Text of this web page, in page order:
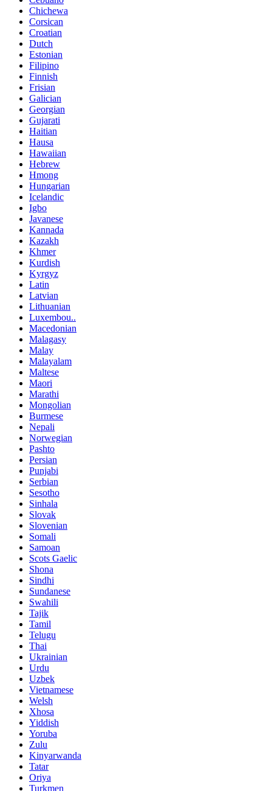
Chichewa
Corsican
Croatian
Dutch
Estonian
Filipino
Finnish
Frisian
Galician
Georgian
Gujarati
Haitian
Hausa
Hawaiian
Hebrew
Hmong
Hungarian
Icelandic
Igbo
Javanese
Kannada
Kazakh
Khmer
Kurdish
Kyrgyz
Latin
Latvian
Lithuanian
Luxembou..
Macedonian
Malagasy
Malay
Malayalam
Maltese
Maori
Marathi
Mongolian
Burmese
Nepali
Norwegian
Pashto
Persian
Punjabi
Serbian
Sesotho
Sinhala
Slovak
Slovenian
Somali
Samoan
Scots Gaelic
Shona
Sindhi
Sundanese
Swahili
Tajik
Tamil
Telugu
Thai
Ukrainian
Urdu
Uzbek
Vietnamese
Welsh
Xhosa
Yiddish
Yoruba
Zulu
Kinyarwanda
Tatar
Oriya
Turkmen